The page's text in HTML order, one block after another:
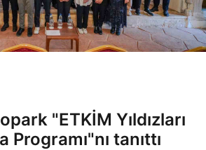
"ETKİM Yıldızları
Programı"nı tanıttı